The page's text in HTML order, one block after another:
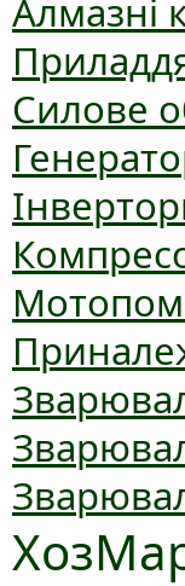
Алмазні
Силове